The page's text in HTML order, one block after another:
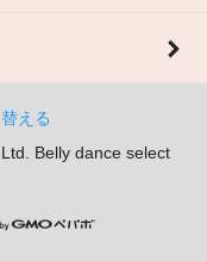
える
Belly dance select